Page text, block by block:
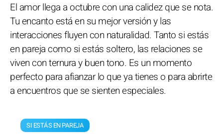
El amor llega a octubre con una calidez que se nota.
Tu encanto está en su mejor versión y las
interacciones fluyen con naturalidad. Tanto si estás
en pareja como si estás soltero, las relaciones se
viven con ternura y buen tono. Es un momento
perfecto para afianzar lo que ya tienes o para abrirte
a encuentros que se sienten especiales.
SI ESTÁS EN PAREJA